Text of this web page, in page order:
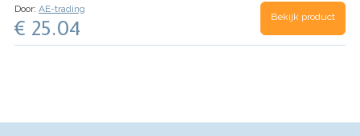
Door: AE-trading
€ 25.04 Bekijk product